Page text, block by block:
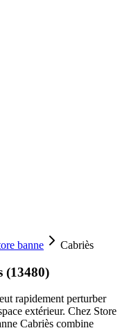
banne Cabriès
(13480)
rapidement perturber
extérieur. Chez Store
Cabriès combine